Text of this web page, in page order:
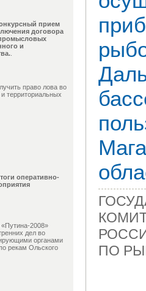
прием
договора
и
право лова во
территориальных
оперативно-
2008»
дел во
органами
рекам Ольского
ПО